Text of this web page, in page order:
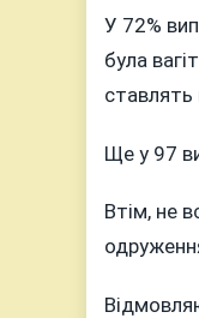
У 72%
була
ставлять
Ще у 97
Втім, не